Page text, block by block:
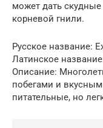
может дать
корневой гнили.
Русское название:
Латинское
Описание:
побегами и
питательные, но